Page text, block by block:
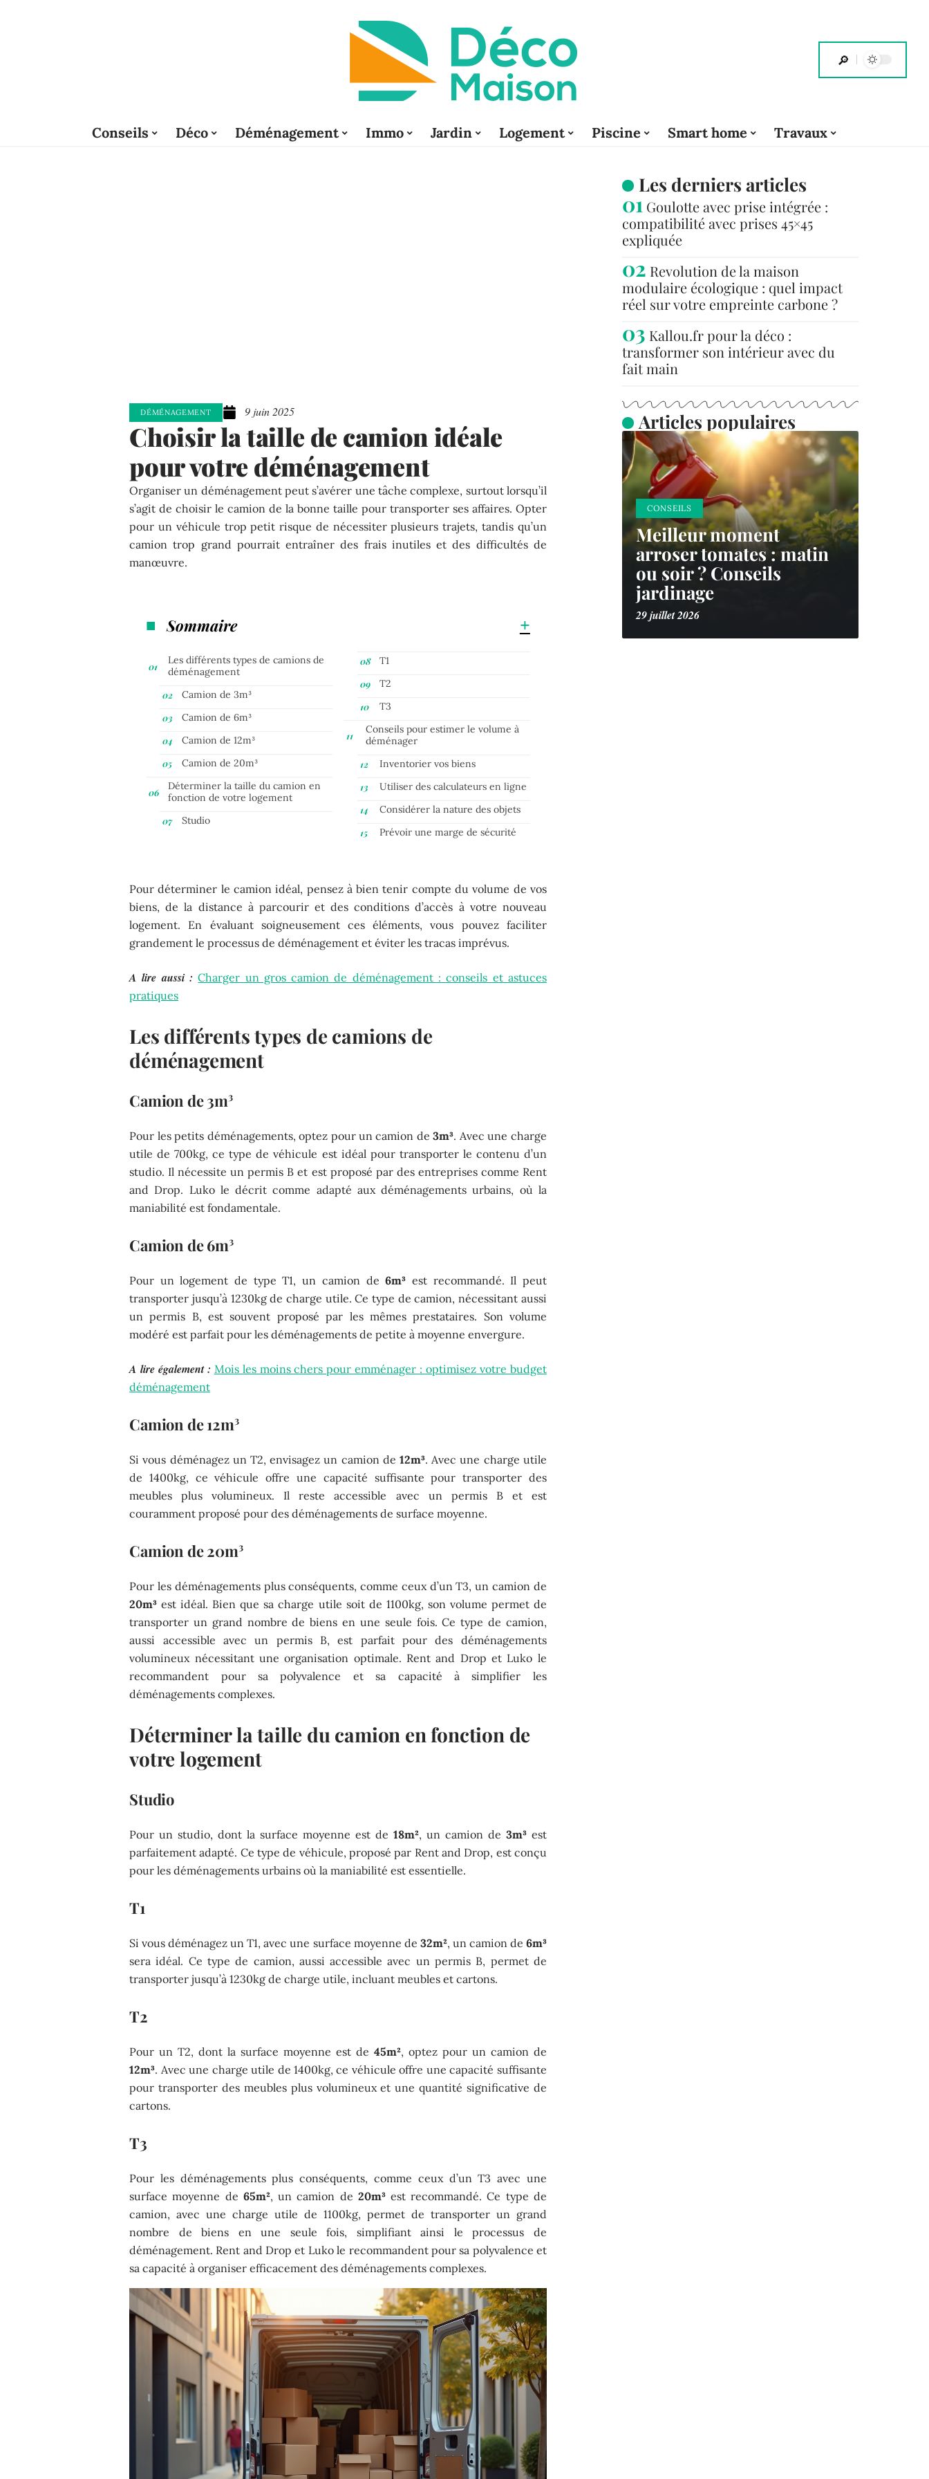
Conseils Déco Déménagement Immo Jardin Logement Piscine Smart home Travaux
DÉMÉNAGEMENT 9 juin 2025
Choisir la taille de camion idéale
pour votre déménagement
Organiser un déménagement peut s’avérer une tâche complexe, surtout lorsqu’il
s’agit de choisir le camion de la bonne taille pour transporter ses affaires. Opter
pour un véhicule trop petit risque de nécessiter plusieurs trajets, tandis qu’un
camion trop grand pourrait entraîner des frais inutiles et des difficultés de
manœuvre.
Sommaire
Les différents types de camions de
déménagement
Camion de 3m³
Camion de 6m³
Camion de 12m³
Camion de 20m³
Déterminer la taille du camion en
fonction de votre logement
Studio
T1
T2
T3
Conseils pour estimer le volume à
déménager
Inventorier vos biens
Utiliser des calculateurs en ligne
Considérer la nature des objets
Prévoir une marge de sécurité
Pour déterminer le camion idéal, pensez à bien tenir compte du volume de vos
biens, de la distance à parcourir et des conditions d’accès à votre nouveau
logement. En évaluant soigneusement ces éléments, vous pouvez faciliter
grandement le processus de déménagement et éviter les tracas imprévus.
A lire aussi : Charger un gros camion de déménagement : conseils et astuces
pratiques
Les différents types de camions de
déménagement
Camion de 3m³
Pour les petits déménagements, optez pour un camion de3m³. Avec une charge
utile de 700kg, ce type de véhicule est idéal pour transporter le contenu d’un
studio. Il nécessite un permis B et est proposé par des entreprises comme Rent
and Drop. Luko le décrit comme adapté aux déménagements urbains, où la
maniabilité est fondamentale.
Camion de 6m³
Pour un logement de type T1, un camion de6m³ est recommandé. Il peut
transporter jusqu’à 1230kg de charge utile. Ce type de camion, nécessitant aussi
un permis B, est souvent proposé par les mêmes prestataires. Son volume
modéré est parfait pour les déménagements de petite à moyenne envergure.
A lire également : Mois les moins chers pour emménager : optimisez votre budget
déménagement
Camion de 12m³
Si vous déménagez un T2, envisagez un camion de12m³. Avec une charge utile
de 1400kg, ce véhicule offre une capacité suffisante pour transporter des
meubles plus volumineux. Il reste accessible avec un permis B et est
couramment proposé pour des déménagements de surface moyenne.
Camion de 20m³
Pour les déménagements plus conséquents, comme ceux d’un T3, un camion de
20m³ est idéal. Bien que sa charge utile soit de 1100kg, son volume permet de
transporter un grand nombre de biens en une seule fois. Ce type de camion,
aussi accessible avec un permis B, est parfait pour des déménagements
volumineux nécessitant une organisation optimale. Rent and Drop et Luko le
recommandent pour sa polyvalence et sa capacité à simplifier les
déménagements complexes.
Déterminer la taille du camion en fonction de
votre logement
Studio
Pour un studio, dont la surface moyenne est de 18m², un camion de 3m³est
parfaitement adapté. Ce type de véhicule, proposé par Rent and Drop, est conçu
pour les déménagements urbains où la maniabilité est essentielle.
T1
Si vous déménagez un T1, avec une surface moyenne de 32m², un camion de 6m³
sera idéal. Ce type de camion, aussi accessible avec un permis B, permet de
transporter jusqu’à 1230kg de charge utile, incluant meubles et cartons.
T2
Pour un T2, dont la surface moyenne est de 45m², optez pour un camion de
12m³. Avec une charge utile de 1400kg, ce véhicule offre une capacité suffisante
pour transporter des meubles plus volumineux et une quantité significative de
cartons.
T3
Pour les déménagements plus conséquents, comme ceux d’un T3 avec une
surface moyenne de 65m², un camion de 20m³est recommandé. Ce type de
camion, avec une charge utile de 1100kg, permet de transporter un grand
nombre de biens en une seule fois, simplifiant ainsi le processus de
déménagement. Rent and Drop et Luko le recommandent pour sa polyvalence et
sa capacité à organiser efficacement des déménagements complexes.
Les derniers articles
Goulotte avec prise intégrée :
compatibilité avec prises 45×45
expliquée
Revolution de la maison
modulaire écologique : quel impact
réel sur votre empreinte carbone ?
Kallou.fr pour la déco :
transformer son intérieur avec du
fait main
Articles populaires
CONSEILS
Meilleur moment
arroser tomates : matin
ou soir ? Conseils
jardinage
29 juillet 2026